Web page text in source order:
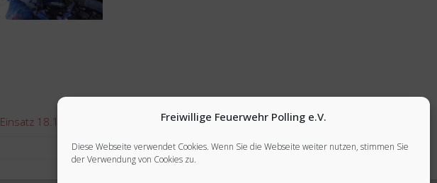
Freiwillige Feuerwehr Polling e.V.
Diese Webseite verwendet Cookies. Wenn Sie die Webseite weiter nutzen, stimmen Sie
der Verwendung von Cookies zu.
Einsatz 18.12.2020 – Verkehrsunfall mit eingeklemmter Person